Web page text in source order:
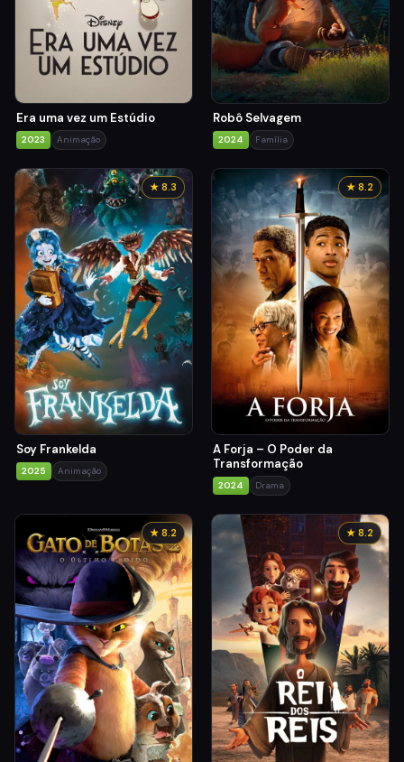
Era uma vez um Estúdio
2023 Animação
Robô Selvagem
2024 Família
★ 8.3
Soy Frankelda
2025 Animação
★ 8.2
A Forja – O Poder da
Transformação
2024 Drama
★ 8.2 ★ 8.2